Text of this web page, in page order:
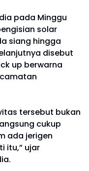
pada Minggu
solar
siang hingga
disebut
up berwarna
tersebut bukan
cukup
ada jerigen
itu,” ujar